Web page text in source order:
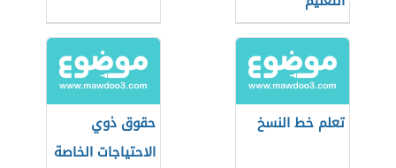
تعلم خط النسخ
حقوق ذوي
الاحتياجات الخاصة